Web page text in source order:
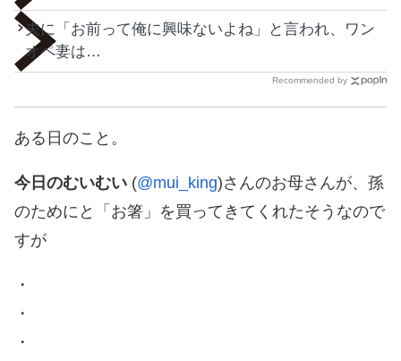
夫に「お前って俺に興味ないよね」と言われ、ワン
オペ妻は…
Recommended by
ある日のこと。
今日のむいむい (@mui_king)さんのお母さんが、孫
のためにと「お箸」を買ってきてくれたそうなので
すが
・
・
・